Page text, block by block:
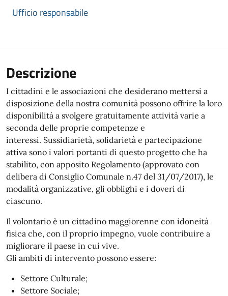
Ufficio responsabile
Descrizione
I cittadini e le associazioni che desiderano mettersi a
disposizione della nostra comunità possono offrire la loro
disponibilità a svolgere gratuitamente attività varie a
seconda delle proprie competenze e
interessi. Sussidiarietà, solidarietà e partecipazione
attiva sono i valori portanti di questo progetto che ha
stabilito, con apposito Regolamento (approvato con
delibera di Consiglio Comunale n.47 del 31/07/2017), le
modalità organizzative, gli obblighi e i doveri di
ciascuno.
Il volontario è un cittadino maggiorenne con idoneità
fisica che, con il proprio impegno, vuole contribuire a
migliorare il paese in cui vive.
Gli ambiti di intervento possono essere:
Settore Culturale;
Settore Sociale;